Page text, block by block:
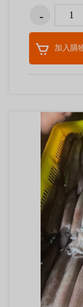
加入購